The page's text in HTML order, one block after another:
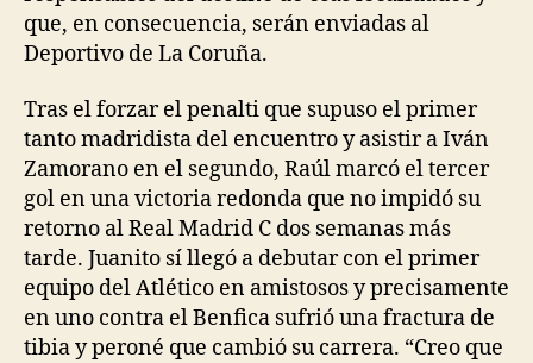
que, en consecuencia, serán enviadas al
Deportivo de La Coruña.
Tras el forzar el penalti que supuso el primer
tanto madridista del encuentro y asistir a Iván
Zamorano en el segundo, Raúl marcó el tercer
gol en una victoria redonda que no impidó su
retorno al Real Madrid C dos semanas más
tarde. Juanito sí llegó a debutar con el primer
equipo del Atlético en amistosos y precisamente
en uno contra el Benfica sufrió una fractura de
tibia y peroné que cambió su carrera. “Creo que